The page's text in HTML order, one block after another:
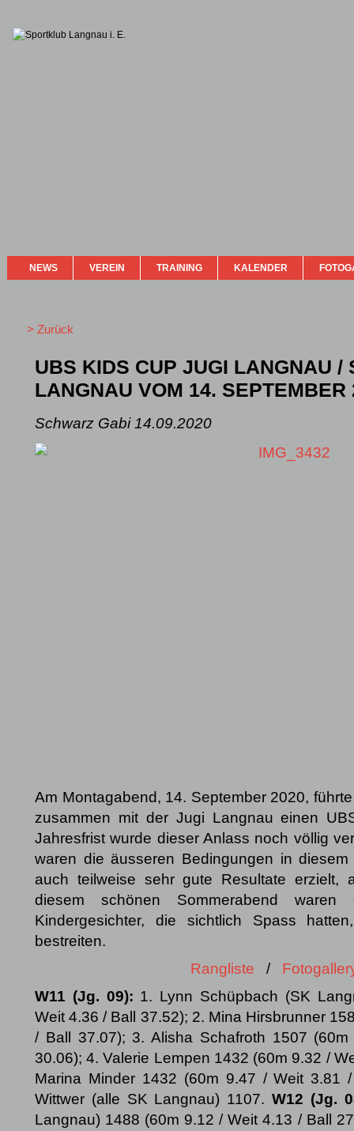
NEWS VEREIN TRAINING KALENDER
> Zurück
UBS KIDS CUP JUGI LANGNAU /
LANGNAU VOM 14. SEPTEMBER
Schwarz Gabi 14.09.2020
Am Montagabend, 14. September 2020,
zusammen mit der Jugi Langnau einen
Jahresfrist wurde dieser Anlass noch völlig
waren die äusseren Bedingungen in
auch teilweise sehr gute Resultate erzielt,
diesem schönen Sommerabend waren
Kindergesichter, die sichtlich Spass
bestreiten.
Rangliste /
W11 (Jg. 09): 1. Lynn Schüpbach (SK
Weit 4.36 / Ball 37.52); 2. Mina Hirsbrunner
/ Ball 37.07); 3. Alisha Schafroth 1507
30.06); 4. Valerie Lempen 1432 (60m 9.32 /
Marina Minder 1432 (60m 9.47 / Weit 3.81
Wittwer (alle SK Langnau) 1107.W12 (Jg.
Langnau) 1488 (60m 9.12 / Weit 4.13 / Ball